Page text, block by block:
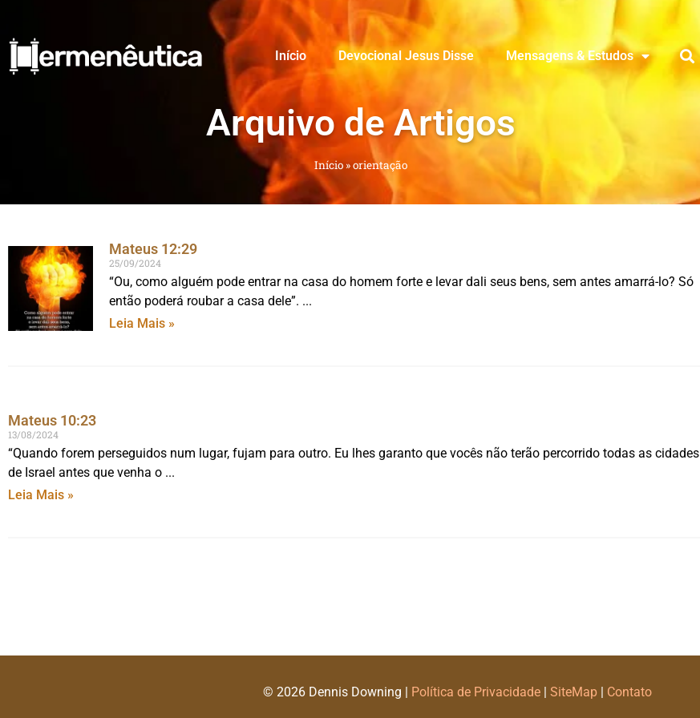
Início Devocional Jesus Disse Mensagens & Estudos
Arquivo de Artigos
Início »orientação
Mateus 12:29
25/09/2024
“Ou, como alguém pode entrar na casa do homem forte e levar dali seus bens, sem antes amarrá-lo? Só
então poderá roubar a casa dele”.
Leia Mais »
Mateus 10:23
13/08/2024
“Quando forem perseguidos num lugar, fujam para outro. Eu lhes garanto que vocês não terão percorrido todas as cidades
de Israel antes que venha o
Leia Mais »
© 2026 Dennis Downing | Política de Privacidade| SiteMap| Contato